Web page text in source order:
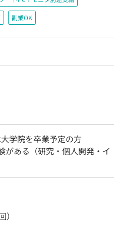
副業OK
学院を卒業予定の方
がある（研究・個人開発・イ